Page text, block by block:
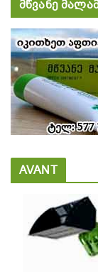
მწვანე
AVANT